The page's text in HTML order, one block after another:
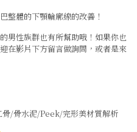
整體的下顎輪廓線的改善！
男性族群也有所幫助哦！如果你也
在影片下方留言做詢問，或者是來
/骨水泥/Peek/完形美材質解析